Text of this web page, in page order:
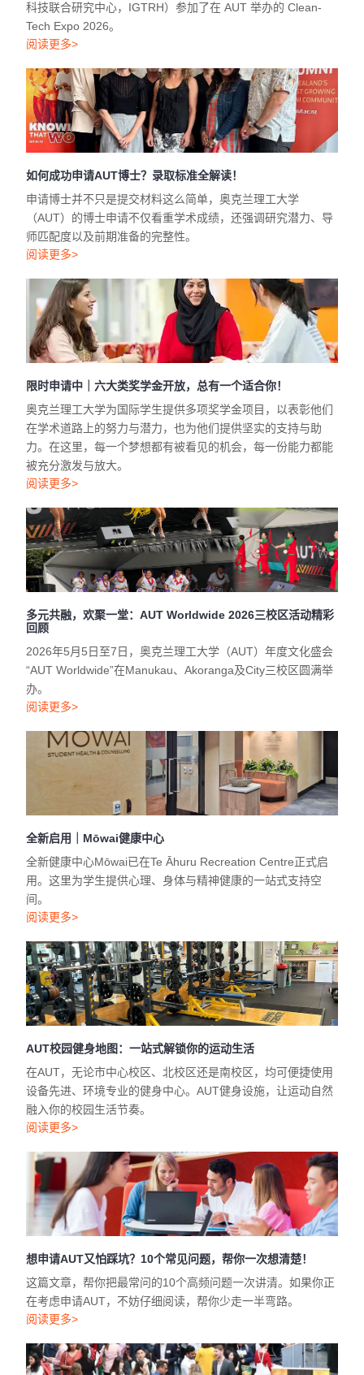
科技联合研究中心，IGTRH）参加了在 AUT 举办的 Clean-
Tech Expo 2026。
阅读更多>
如何成功申请AUT博士？录取标准全解读！
申请博士并不只是提交材料这么简单，奥克兰理工大学
（AUT）的博士申请不仅看重学术成绩，还强调研究潜力、导
师匹配度以及前期准备的完整性。
阅读更多>
限时申请中｜六大类奖学金开放，总有一个适合你！
奥克兰理工大学为国际学生提供多项奖学金项目，以表彰他们
在学术道路上的努力与潜力，也为他们提供坚实的支持与助
力。在这里，每一个梦想都有被看见的机会，每一份能力都能
被充分激发与放大。
阅读更多>
多元共融，欢聚一堂：AUT Worldwide 2026三校区活动精彩
回顾
2026年5月5日至7日，奥克兰理工大学（AUT）年度文化盛会
“AUT Worldwide”在Manukau、Akoranga及City三校区圆满举
办。
阅读更多>
全新启用｜Mōwai健康中心
全新健康中心Mōwai已在Te Āhuru Recreation Centre正式启
用。这里为学生提供心理、身体与精神健康的一站式支持空
间。
阅读更多>
AUT校园健身地图：一站式解锁你的运动生活
在AUT，无论市中心校区、北校区还是南校区，均可便捷使用
设备先进、环境专业的健身中心。AUT健身设施，让运动自然
融入你的校园生活节奏。
阅读更多>
想申请AUT又怕踩坑？10个常见问题，帮你一次想清楚！
这篇文章，帮你把最常问的10个高频问题一次讲清。如果你正
在考虑申请AUT，不妨仔细阅读，帮你少走一半弯路。
阅读更多>